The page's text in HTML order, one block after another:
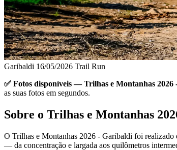
Garibaldi 16/05/2026 Trail Run
✅ Fotos disponíveis — Trilhas e Montanhas
as suas fotos em segundos.
Sobre o Trilhas e Montanhas
O Trilhas e Montanhas 2026 - Garibaldi foi
— da concentração e largada aos quilômetros